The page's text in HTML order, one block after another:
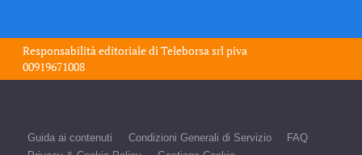
Responsabilità editoriale diTeleborsa srlpiva
00919671008
Guida ai contenuti Condizioni Generali di Servizio
FAQ